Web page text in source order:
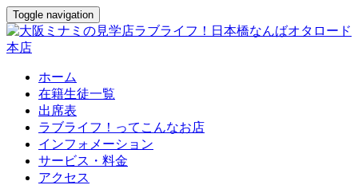
Toggle navigation
ホーム
在籍生徒一覧
出席表
ラブライフ！ってこんなお店
インフォメーション
サービス・料金
アクセス